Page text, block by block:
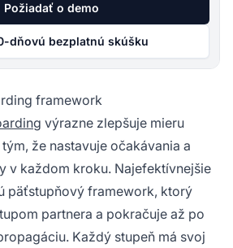
Požiadať o demo
dňovú bezplatnú skúšku
framework
výrazne zlepšuje mieru
že nastavuje očakávania a
v každom kroku. Najefektívnejšie
päťstupňový framework, ktorý
partnera a pokračuje až po
Každý stupeň má svoj